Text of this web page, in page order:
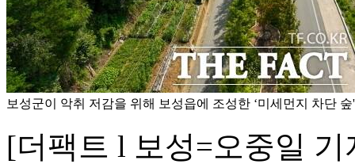
보성군이 악취 저감을 위해 보성읍에 조성한 ‘미세먼지 차단
[더팩트 l 보성=오중일